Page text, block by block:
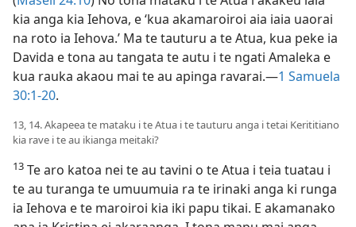
kia anga kia Iehova, e ‘kua akamaroiroi aia iaia uaorai
na roto ia Iehova.’ Ma te tauturu a te Atua, kua peke ia
Davida e tona au tangata te autu i te ngati Amaleka e
kua rauka akaou mai te au apinga ravarai.​—1 Samuela
30:1-20.
13, 14. Akapeea te mataku i te Atua i te tauturu anga i tetai Kerititiano
kia rave i te au ikianga meitaki?
13 Te aro katoa nei te au tavini o te Atua i teia tuatau i
te au turanga te umuumuia ra te irinaki anga ki runga
ia Iehova e te maroiroi kia iki papu tikai. E akamanako